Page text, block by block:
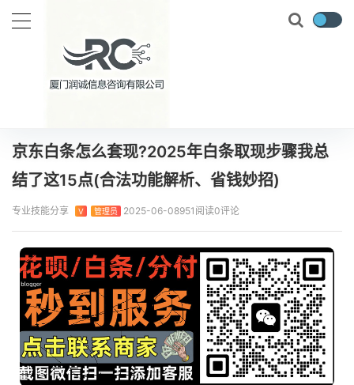
当前位置： 首页 专业技能
京东白条怎么套现?2025年白条取现步骤我总
结了这15点(合法功能解析、省钱妙招)
专业技能分享 V 管理员 2025-06-08951阅读0评论